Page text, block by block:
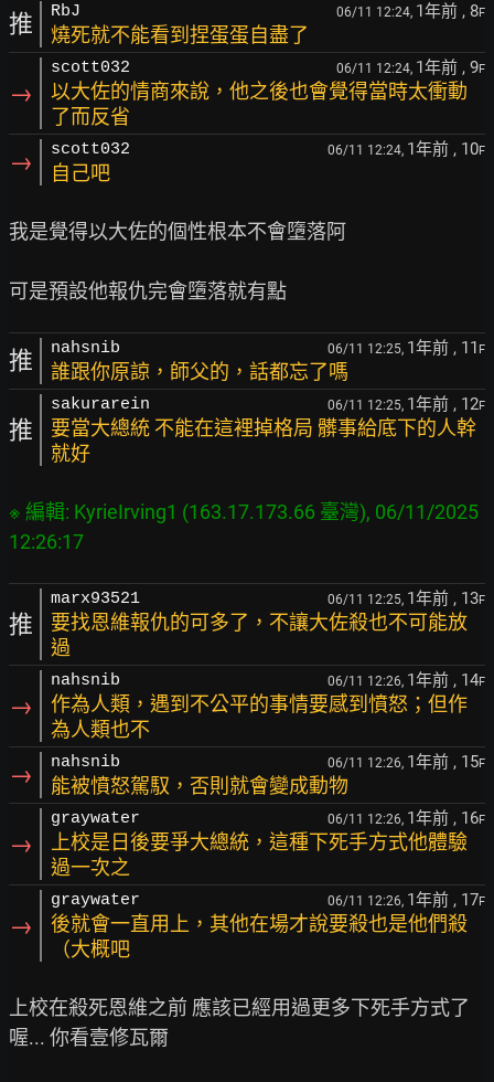
推 RbJ 06/11 12:24, 1年前 , 8F
燒死就不能看到捏蛋蛋自盡了
→
scott032 06/11 12:24, 1年前 , 9F
以大佐的情商來說，他之後也會覺得當時太衝動
了而反省
→ scott032 06/11 12:24, 1年前 , 10F
自己吧
我是覺得以大佐的個性根本不會墮落阿
推 nahsnib 06/11 12:25, 1年前 , 11 F
誰跟你原諒，師父的，話都忘了嗎
推
sakurarein 06/11 12:25, 1年前 , 12F
要當大總統 不能在這裡掉格局 髒事給底下的人幹
就好
※ 編輯: KyrieIrving1 (163.17.173.66 臺灣), 06/11/2025
推
marx93521 06/11 12:25, 1年前 , 13F
要找恩維報仇的可多了，不讓大佐殺也不可能放
過
→
nahsnib 06/11 12:26, 1年前 , 14F
作為人類，遇到不公平的事情要感到憤怒；但作
為人類也不
→ nahsnib 06/11 12:26, 1年前 , 15F
能被憤怒駕馭，否則就會變成動物
→
graywater 06/11 12:26, 1年前 , 16F
上校是日後要爭大總統，這種下死手方式他體驗
過一次之
→
graywater 06/11 12:26, 1年前 , 17F
後就會一直用上，其他在場才說要殺也是他們殺
（大概吧
上校在殺死恩維之前 應該已經用過更多下死手方式了
喔... 你看壹修瓦爾